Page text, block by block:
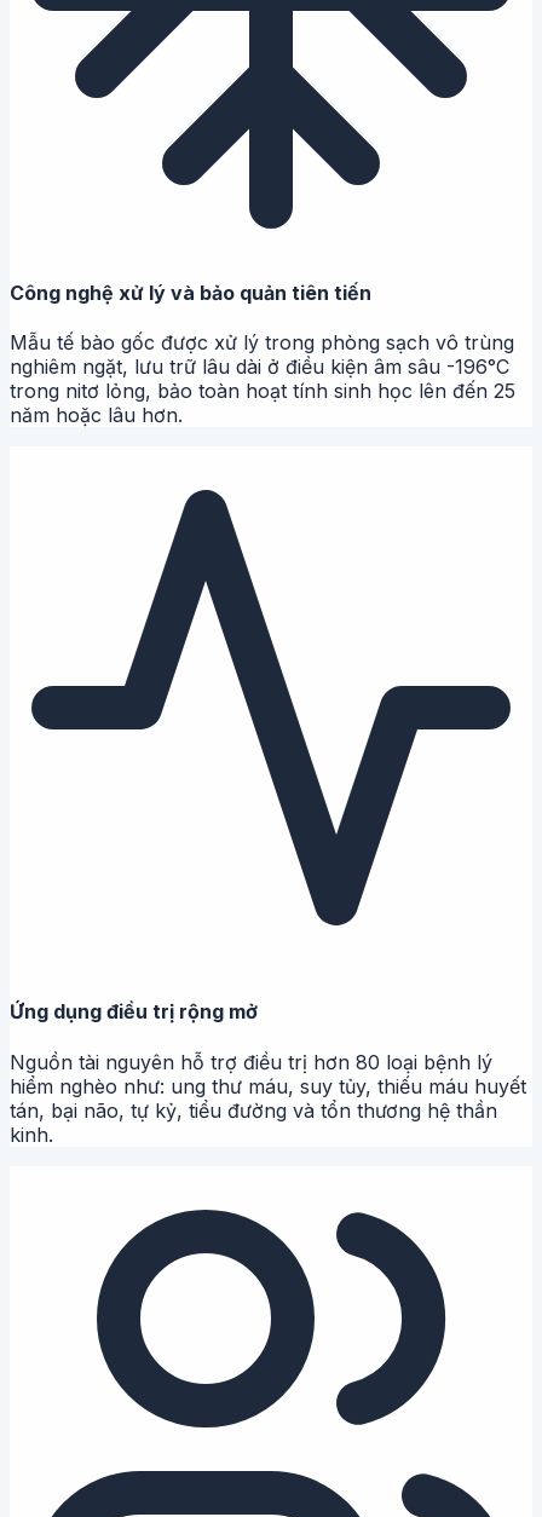
Công nghệ xử lý và bảo quản tiên tiến
Mẫu tế bào gốc được xử lý trong phòng sạch vô trùng
nghiêm ngặt, lưu trữ lâu dài ở điều kiện âm sâu -196°C
trong nitơ lỏng, bảo toàn hoạt tính sinh học lên đến 25
năm hoặc lâu hơn.
Ứng dụng điều trị rộng mở
Nguồn tài nguyên hỗ trợ điều trị hơn 80 loại bệnh lý
hiểm nghèo như: ung thư máu, suy tủy, thiếu máu huyết
tán, bại não, tự kỷ, tiểu đường và tổn thương hệ thần
kinh.